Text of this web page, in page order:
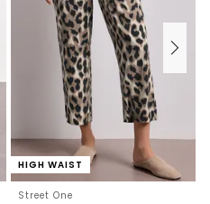
HIGH WAIST
Street One